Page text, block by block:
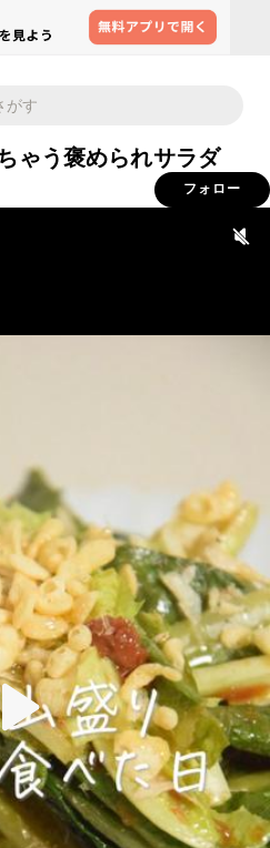
ゃう褒められサラダ
フォロー